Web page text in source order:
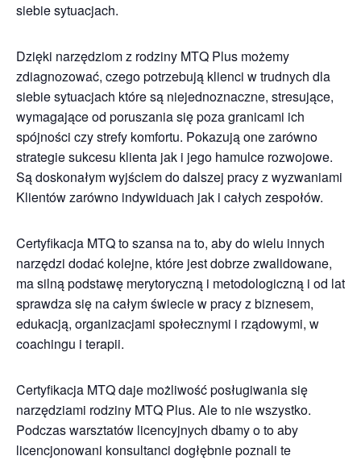
siebie sytuacjach.
Dzięki narzędziom z rodziny MTQ Plus możemy
zdiagnozować, czego potrzebują klienci w trudnych dla
siebie sytuacjach które są niejednoznaczne, stresujące,
wymagające od poruszania się poza granicami ich
spójności czy strefy komfortu. Pokazują one zarówno
strategie sukcesu klienta jak i jego hamulce rozwojowe.
Są doskonałym wyjściem do dalszej pracy z wyzwaniami
Klientów zarówno indywiduach jak i całych zespołów.
Certyfikacja MTQ to szansa na to, aby do wielu innych
narzędzi dodać kolejne, które jest dobrze zwalidowane,
ma silną podstawę merytoryczną i metodologiczną i od lat
sprawdza się na całym świecie w pracy z biznesem,
edukacją, organizacjami społecznymi i rządowymi, w
coachingu i terapii.
Certyfikacja MTQ daje możliwość posługiwania się
narzędziami rodziny MTQ Plus. Ale to nie wszystko.
Podczas warsztatów licencyjnych dbamy o to aby
licencjonowani konsultanci dogłębnie poznali te